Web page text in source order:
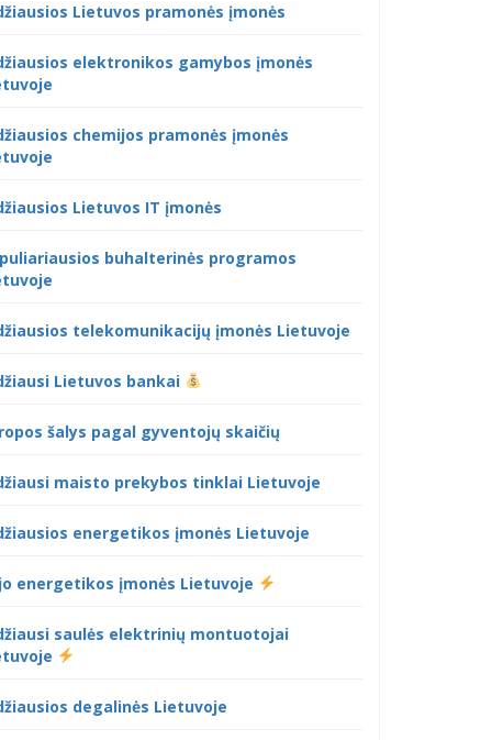
Lietuvos pramonės įmonės
elektronikos gamybos įmonės
chemijos pramonės įmonės
Lietuvos IT įmonės
buhalterinės programos
telekomunikacijų įmonės Lietuvoje
Lietuvos bankai
šalys pagal gyventojų skaičių
maisto prekybos tinklai Lietuvoje
energetikos įmonės Lietuvoje
energetikos įmonės Lietuvoje
saulės elektrinių montuotojai
degalinės Lietuvoje